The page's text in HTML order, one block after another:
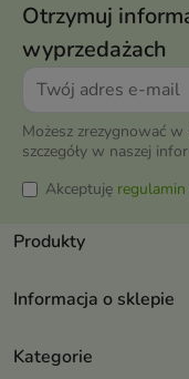
Otrzymuj
wyprzedażach
Możesz zrezygnować
szczegóły w naszej
Akceptuję
Produkty
Informacja o sklepie
Kategorie